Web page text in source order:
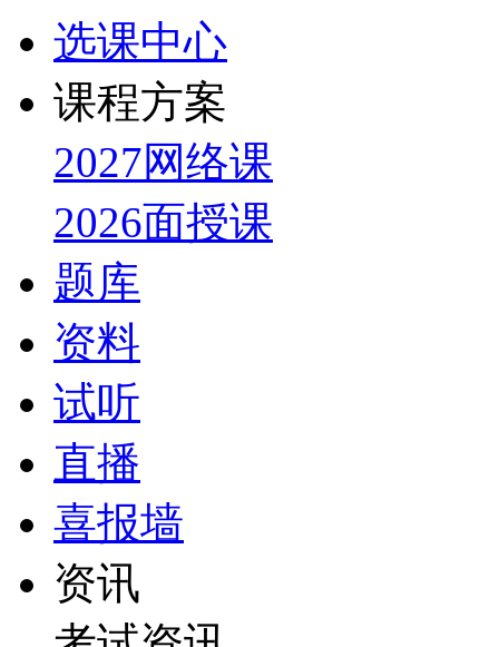
选课中心
课程方案
2027网络课
2026面授课
题库
资料
试听
直播
喜报墙
资讯